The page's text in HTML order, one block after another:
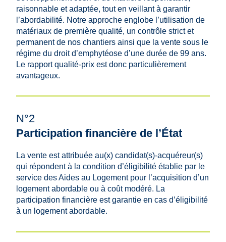
raisonnable et adaptée, tout en veillant à garantir
l’abordabilité. Notre approche englobe l’utilisation de
matériaux de première qualité, un contrôle strict et
permanent de nos chantiers ainsi que la vente sous le
régime du droit d’emphytéose d’une durée de 99 ans.
Le rapport qualité-prix est donc particulièrement
avantageux.
N°2
Participation financière de l’État
La vente est attribuée au(x) candidat(s)-acquéreur(s)
qui répondent à la condition d’éligibilité établie par le
service des Aides au Logement pour l’acquisition d’un
logement abordable ou à coût modéré. La
participation financière est garantie en cas d’éligibilité
à un logement abordable.